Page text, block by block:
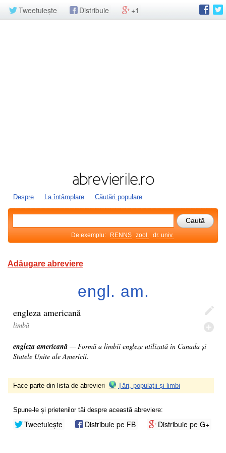
Tweetuiește Distribuie +1
Despre La întâmplare Căutări populare
De exemplu: RENNS zool. dr. univ.
Adăugare abreviere
engl. am.
engleza americană
limbă
engleza americană — Formă a limbii engleze utilizată în Canada și
Statele Unite ale Americii.
Face parte din lista de abrevieri Țări, populații și limbi
Spune-le și prietenilor tăi despre această abreviere:
Tweetuiește Distribuie pe FB Distribuie pe G+